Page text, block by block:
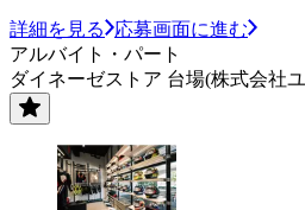
詳細を見る
応募画面に進む
アルバイト・パート
ダイネーゼストア 台場(株式会社